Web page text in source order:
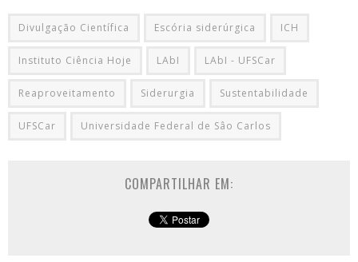
Divulgação Científica Escória siderúrgica ICH
Instituto Ciência Hoje LAbI LAbI - UFSCar
Reaproveitamento Siderurgia Sustentabilidade
UFSCar Universidade Federal de Sâo Carlos
COMPARTILHAR EM: